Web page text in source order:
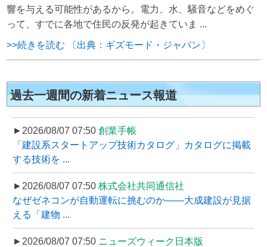
響を与える可能性があるから。電力、水、騒音などをめぐ
って、すでに各地で住民の反発が起きていま ...
>>続きを読む 〔出典：ギズモード・ジャパン〕
過去一週間の新着ニュース報道
►2026/08/07 07:50 創業手帳
「建設系スタートアップ技術カタログ」カタログに掲載
する技術を ...
►2026/08/07 07:50 株式会社共同通信社
なぜゼネコンが自動運転に挑むのか――大成建設が見据
える「建物 ...
►2026/08/07 07:50 ニューズウィーク日本版